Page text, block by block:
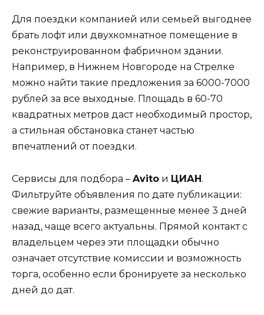
Для поездки компанией или семьей выгоднее
брать лофт или двухкомнатное помещение в
реконструированном фабричном здании.
Например, в Нижнем Новгороде на Стрелке
можно найти такие предложения за 6000-7000
рублей за все выходные. Площадь в 60-70
квадратных метров даст необходимый простор,
а стильная обстановка станет частью
впечатлений от поездки.
Сервисы для подбора – Avito и ЦИАН.
Фильтруйте объявления по дате публикации:
свежие варианты, размещенные менее 3 дней
назад, чаще всего актуальны. Прямой контакт с
владельцем через эти площадки обычно
означает отсутствие комиссии и возможность
торга, особенно если бронируете за несколько
дней до дат.